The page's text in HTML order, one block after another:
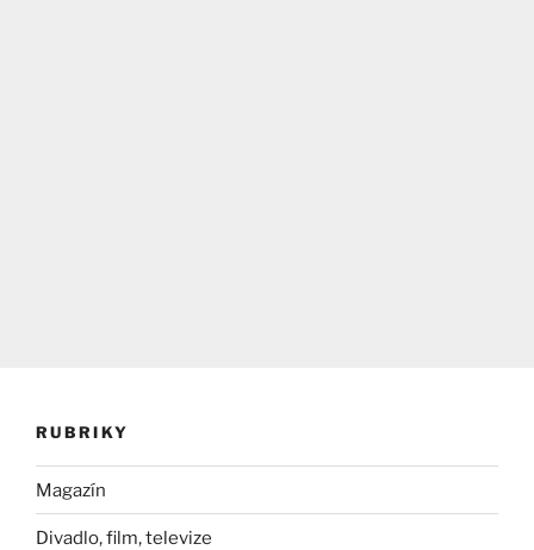
RUBRIKY
Magazín
Divadlo, film, televize